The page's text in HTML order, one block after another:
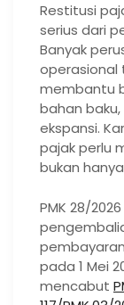
Restitusi
serius dari
Banyak
operasional
membantu
bahan
ekspansi.
pajak perlu
bukan
PMK 28/
pada 1 Mei
mencabut